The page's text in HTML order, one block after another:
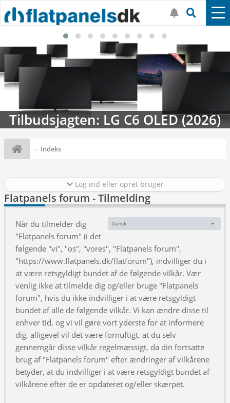
Tilbudsjagten: LG C6 OLED (2026)
Indeks
Log ind eller opret bruger
Flatpanels forum - Tilmelding
Sprog:
Dansk
Når du tilmelder dig
"Flatpanels forum" (i det
følgende "vi", "os", "vores", "Flatpanels forum",
"https://www.flatpanels.dk/flatforum"), indvilliger du i
at være retsgyldigt bundet af de følgende vilkår. Vær
venlig ikke at tilmelde dig og/eller bruge "Flatpanels
forum", hvis du ikke indvilliger i at være retsgyldigt
bundet af alle de følgende vilkår. Vi kan ændre disse til
enhver tid, og vi vil gøre vort yderste for at informere
dig, alligevel vil det være fornuftigt, at du selv
gennemgår disse vilkår regelmæssigt, da din fortsatte
brug af "Flatpanels forum" efter ændringer af vilkårene
betyder, at du indvilliger i at være retsgyldigt bundet af
vilkårene efter de er opdateret og/eller skærpet.